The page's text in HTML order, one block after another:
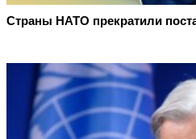
Страны НАТО прекратили